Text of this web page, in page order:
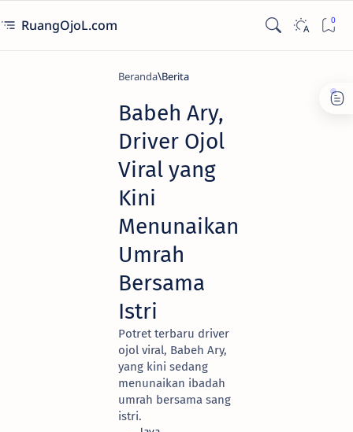
RuangOjoL.com
Beranda Berita
Babeh Ary,
Driver Ojol
Viral yang
Kini
Menunaikan
Umrah
Bersama
Istri
Potret terbaru driver
ojol viral, Babeh Ary,
yang kini sedang
menunaikan ibadah
umrah bersama sang
istri.